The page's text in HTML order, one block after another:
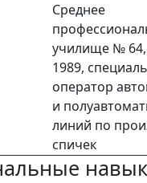
Среднее
училище №
1989,
оператор
и
линий по
спичек